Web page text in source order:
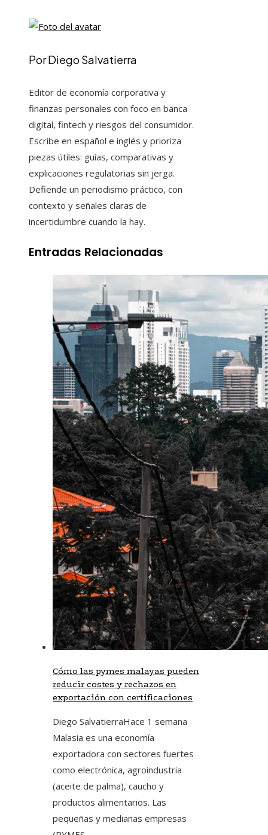
Por Diego Salvatierra
Editor de economía corporativa y
finanzas personales con foco en banca
digital, fintech y riesgos del consumidor.
Escribe en español e inglés y prioriza
piezas útiles: guías, comparativas y
explicaciones regulatorias sin jerga.
Defiende un periodismo práctico, con
contexto y señales claras de
incertidumbre cuando la hay.
Entradas Relacionadas
Cómo las pymes malayas pueden
reducir costes y rechazos en
exportación con certificaciones
Diego SalvatierraHace 1 semana
Malasia es una economía
exportadora con sectores fuertes
como electrónica, agroindustria
(aceite de palma), caucho y
productos alimentarios. Las
pequeñas y medianas empresas